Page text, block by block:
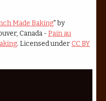
Made Baking" by
Canada -Pain au
. Licensed under CC BY